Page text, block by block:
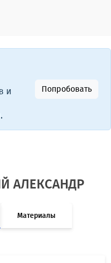
и
Попробовать
АЛЕКСАНДР
Материалы